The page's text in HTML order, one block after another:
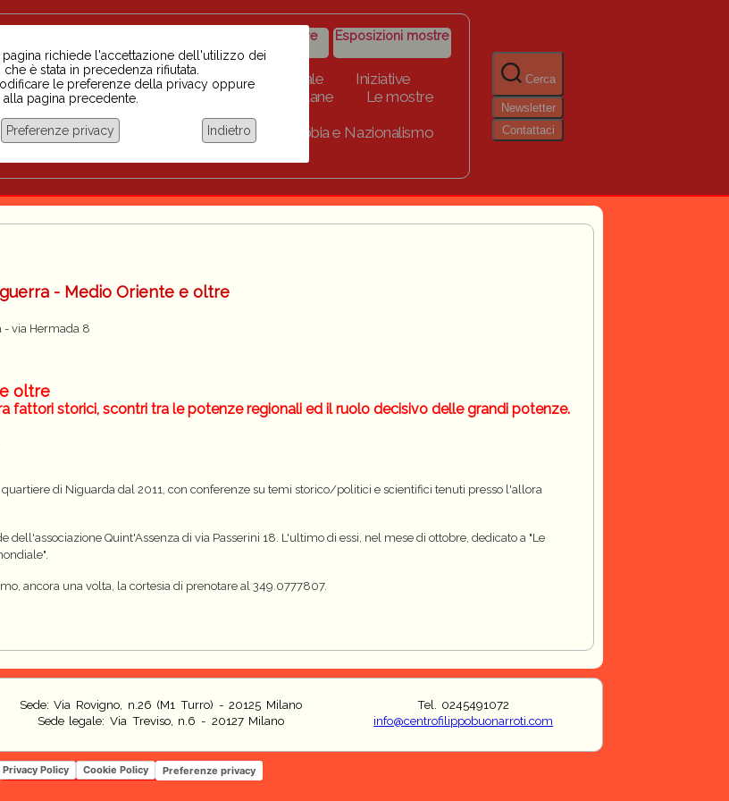
iniziative
Storico iniziative Esposizioni mostre
Home Scuola BINARI Biblioteca digitale
Iniziative
per le scuole 2023-2024
Link Collane
Le mostre
Chi siamo
Docenti contro Razzismo, Xenofobia e Nazionalismo
Cerca
Newsletter
Contattaci
pagina richiede l'accettazione dell'utilizzo dei
che è stata in precedenza rifiutata.
le preferenze della privacy oppure
alla pagina precedente.
Preferenze privacy Indietro
- Medio Oriente e oltre
- via Hermada 8
oltre
fattori storici, scontri tra le potenze regionali ed il ruolo decisivo delle grandi potenze.
di Niguarda dal 2011, con conferenze su temi storico/politici e scientifici tenuti presso l'allora
Quint'Assenza di via Passerini 18. L'ultimo di essi, nel mese di ottobre, dedicato a "Le
ancora una volta, la cortesia di prenotare al 349.0777807.
Sede: Via Rovigno, n.26 (M1 Turro) - 20125 Milano
Sede legale: Via Treviso, n.6 - 20127 Milano
Tel. 0245491072
info@centrofilippobuonarroti.com
Privacy Policy Cookie Policy Preferenze privacy